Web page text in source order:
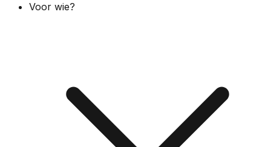
Voor wie?